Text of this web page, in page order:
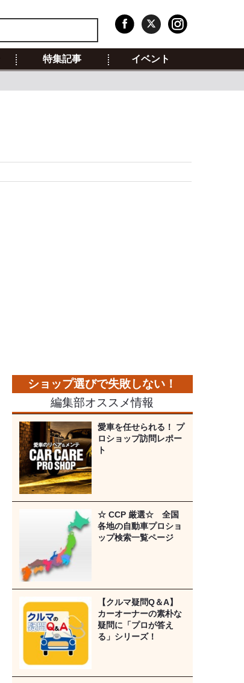
特集記事 イベント
編集部オススメ情報
愛車を任せられる！ プ
ロショップ訪問レポー
ト
☆ CCP 厳選☆ 全国
各地の自動車プロショ
ップ検索一覧ページ
【クルマ疑問Q＆A】
カーオーナーの素朴な
疑問に「プロが答え
る」シリーズ！